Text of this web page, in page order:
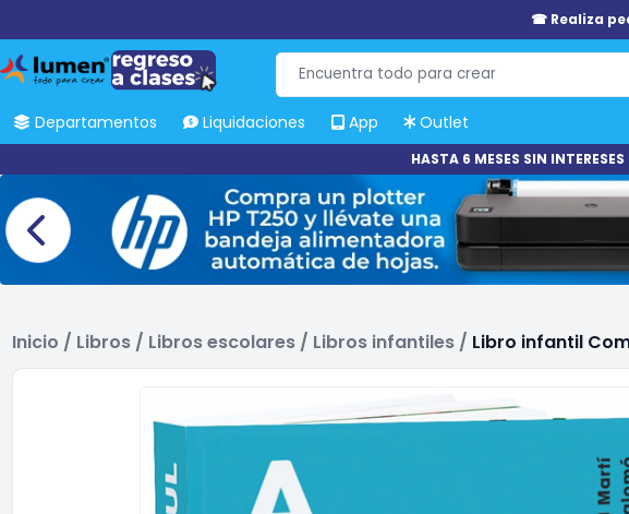
☎ Realiza
Departamentos Liquidaciones App Outlet
HASTA 6 MESES SIN
Inicio / Libros / Libros escolares / Libros infantiles / Libro infantil